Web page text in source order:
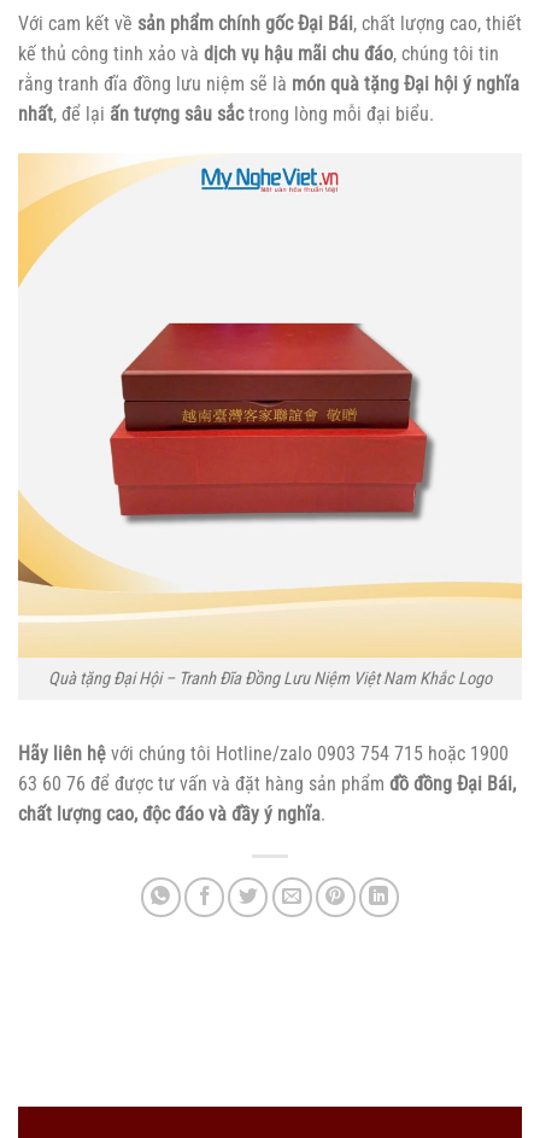
Với cam kết về sản phẩm chính gốc Đại Bái, chất lượng cao, thiết
kế thủ công tinh xảo và dịch vụ hậu mãi chu đáo, chúng tôi tin
rằng tranh đĩa đồng lưu niệm sẽ là món quà tặng Đại hội ý nghĩa
nhất, để lại ấn tượng sâu sắctrong lòng mỗi đại biểu.
Quà tặng Đại Hội – Tranh Đĩa Đồng Lưu Niệm Việt Nam Khắc Logo
Hãy liên hệ với chúng tôi Hotline/zalo 0903 754 715 hoặc 1900
63 60 76 để được tư vấn và đặt hàng sản phẩm đồ đồng Đại Bái,
chất lượng cao, độc đáo và đầy ý nghĩa.